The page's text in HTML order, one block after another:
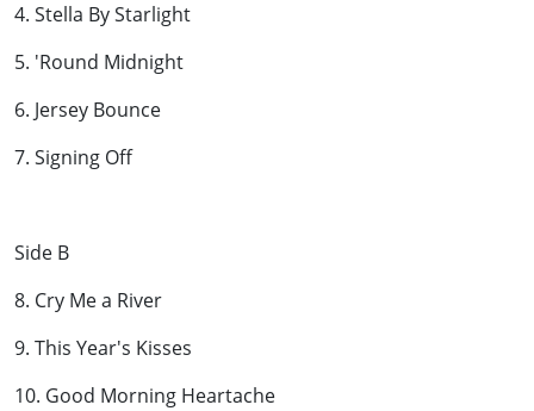
4. Stella By Starlight
5. 'Round Midnight
6. Jersey Bounce
7. Signing Off
Side B
8. Cry Me a River
9. This Year's Kisses
10. Good Morning Heartache